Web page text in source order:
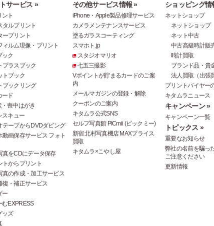
サービス »
ト
タルプリント
ープリント
ィルム現像・プリント
ック
プラスブック
トブック
ブックリング
ード
喪中はがき
スキュー
テープからDVDダビング
動画保存サービス フォト
真をCDにデータ保存
トからプリント
真の作成・加工サービス
復・補正サービス
ー
むEXPRESS
ッズ
その他サービス情報 »
iPhone・Apple製品修理サービス
カメラメンテナンスサービス
塗るガラスコーティング
スマホト.jp
スタジオマリオ
七五三撮影
Vポイントが貯まるカードのご案
内
メールマガジンの登録・解除
クーポンのご案内
キタムラ公式SNS
セルフ写真館 PICmii (ピックミー)
新宿 北村写真機店 MAXプライス
買取
キタムラ×こやし屋
ショッピング情
ネットショップ
ネットショップ
ネット中古
中古高級時計販
時計買取
ブランド品・貴
法人買取（出張
プリントバイヤー
キタムラニュース
キャンペーン »
キャンペーン一覧
トピックス »
重要なお知らせ
弊社の名前を騙っ
ご注意ください
更新情報